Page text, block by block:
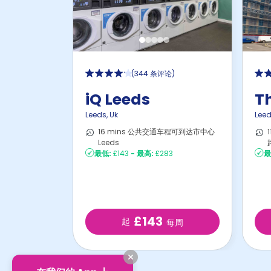
(344 条评论)
iQ Leeds
Leeds,Uk
16 mins 公共交通车程可到达市中心
Leeds
最低: £143 - 最高: £283
起 £143 每周